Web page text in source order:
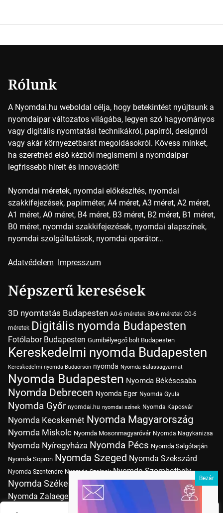
Rólunk
A Nyomdai.hu weboldal célja, hogy betekintést nyújtsunk a
nyomdaipar változatos világába, legyen szó hagyományos
vagy digitális nyomtatási technikákról, papírról, designról
vagy akár környezetbarát megoldásokról. Kövess minket,
ha szeretnéd első kézből megismerni a nyomdaipar
legfrissebb híreit és innovációit!
Nyomdai méretek, nyomdai előkészítés, nyomdai
szakkifejezések, papírméter, A4 méret, A3 méret, A2 méret,
A1 méret, A0 méret, B4 méret, B3 méret, B2 méret, B1 méret,
B0 méret, nyomdai szakkifejezések, nyomdai alapszínek,
nyomdai szolgáltatások, nyomdai operátor…
Adatvédelem Impresszum
Népszerű keresések
3D nyomtatás Budapesten A0-6 méretek B0-6 méretek C0-6
méretek Digitális nyomda Budapesten
Fotólabor Budapesten Gumibélyegző bolt Budapesten
Kereskedelmi nyomda Budapesten
Kereskedelmi nyomda Budaörsön nyomda Nyomda Balassagyarmat
Nyomda Budapesten Nyomda Békéscsaba
Nyomda Debrecen Nyomda Eger Nyomda Gyula
Nyomda Győr nyomdai.hu nyomdai színek Nyomda Kaposvár
Nyomda Kecskemét Nyomda Magyarország
Nyomda Miskolc Nyomda Mosonmagyaróvár Nyomda Nagykanizsa
Nyomda Nyíregyháza Nyomda Pécs Nyomda Salgótarján
Nyomda Sopron Nyomda Szeged Nyomda Szekszárd
Nyomda Szentendre Nyomda Szolnok Nyomda Szombathely
Nyomda Székesfehérvár Nyomda Tatabánya Nyomda Vác
Nyomda Zalaegerszeg Nyomda Érd nyomtatás
Nyomtatás Budapesten